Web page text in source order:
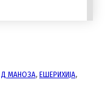
Д МАНОЗА, ЕШЕРИХИЈА,